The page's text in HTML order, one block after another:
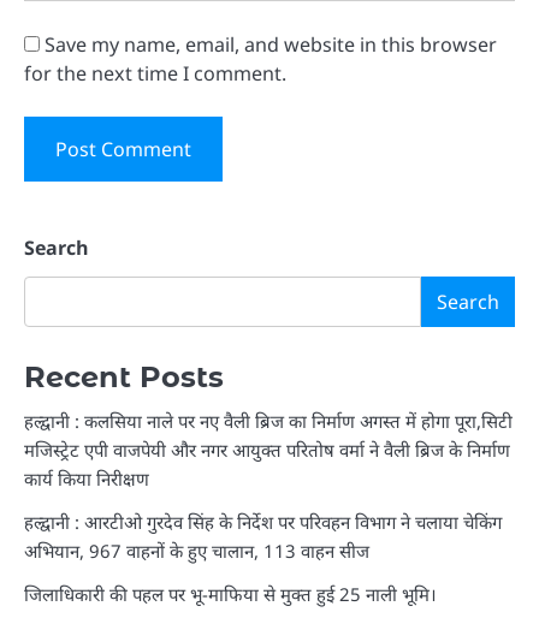
Save my name, email, and website in this browser
for the next time I comment.
Search
Search
Recent Posts
हल्द्वानी : कलसिया नाले पर नए वैली ब्रिज का निर्माण अगस्त में होगा पूरा,सिटी
मजिस्ट्रेट एपी वाजपेयी और नगर आयुक्त परितोष वर्मा ने वैली ब्रिज के निर्माण
कार्य किया निरीक्षण
हल्द्वानी : आरटीओ गुरदेव सिंह के निर्देश पर परिवहन विभाग ने चलाया चेकिंग
अभियान, 967 वाहनों के हुए चालान, 113 वाहन सीज
जिलाधिकारी की पहल पर भू-माफिया से मुक्त हुई 25 नाली भूमि।